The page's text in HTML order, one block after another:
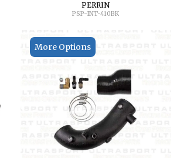
PERRIN
PSP-INT-410BK
More Options